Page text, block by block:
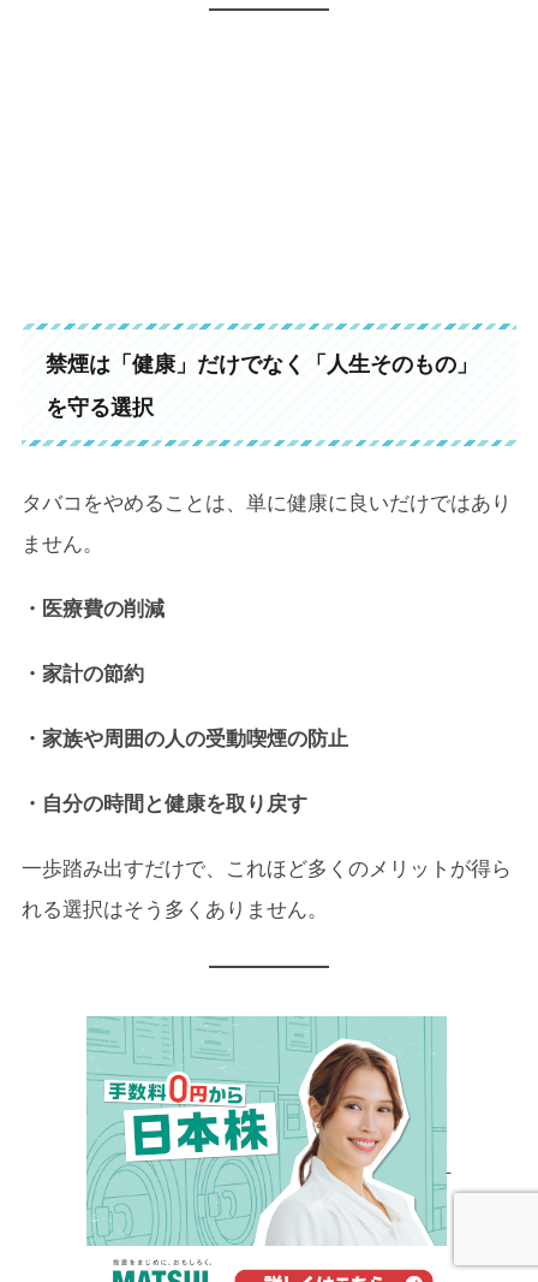
禁煙は「健康」だけでなく「人生そのもの」
を守る選択
タバコをやめることは、単に健康に良いだけではあり
ません。
・医療費の削減
・家計の節約
・家族や周囲の人の受動喫煙の防止
・自分の時間と健康を取り戻す
一歩踏み出すだけで、これほど多くのメリットが得ら
れる選択はそう多くありません。